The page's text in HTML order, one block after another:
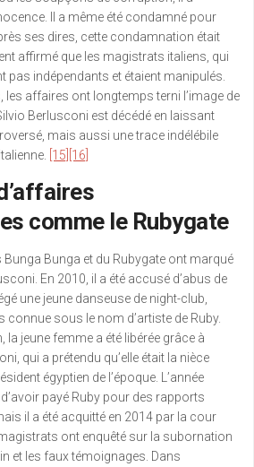
Il a même été condamné pour
ses dires, cette condamnation était
affirmé que les magistrats italiens, qui
pas indépendants et étaient manipulés.
les affaires ont longtemps terni l’image de
Berlusconi est décédé en laissant
mais aussi une trace indélébile
[15] [16]
comme le Rubygate
Bunga Bunga et du Rubygate ont marqué
En 2010, il a été accusé d’abus de
une jeune danseuse de night-club,
connue sous le nom d’artiste de Ruby.
la jeune femme a été libérée grâce à
qui a prétendu qu’elle était la nièce
égyptien de l’époque. L’année
payé Ruby pour des rapports
il a été acquitté en 2014 par la cour
ont enquêté sur la subornation
et les faux témoignages. Dans